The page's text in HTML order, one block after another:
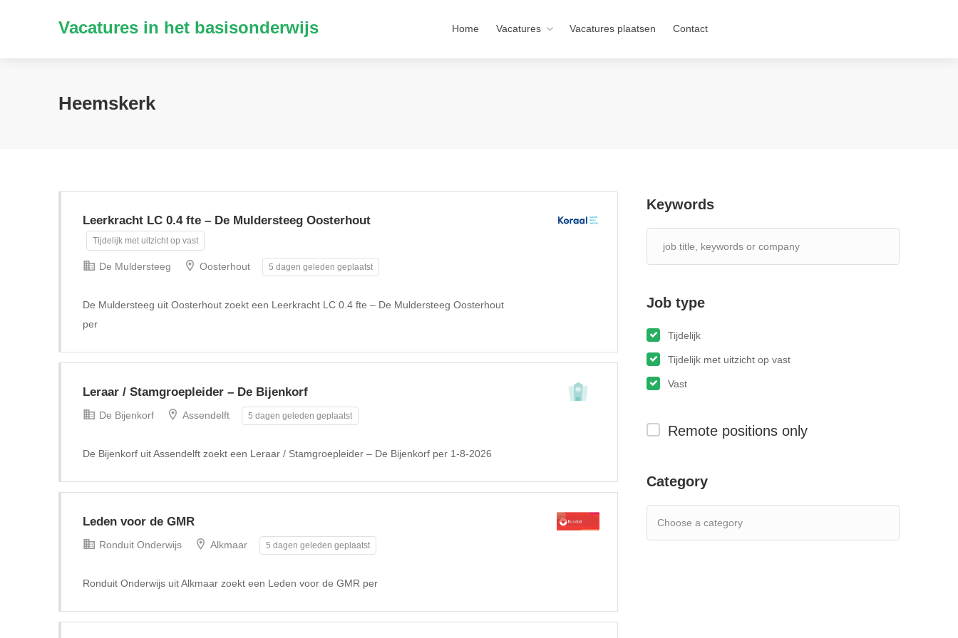
Vacatures in het basisonderwijs Home Vacatures Vacatures plaatsen Contact
Heemskerk
Keywords
Job type
Tijdelijk
Tijdelijk met uitzicht op vast
Vast
Remote positions only
Category
Leerkracht LC 0.4 fte – De Muldersteeg Oosterhout
Tijdelijk met uitzicht op vast
De Muldersteeg Oosterhout 5 dagen geleden geplaatst
De Muldersteeg uit Oosterhout zoekt een Leerkracht LC 0.4 fte – De Muldersteeg Oosterhout
per
Leraar / Stamgroepleider – De Bijenkorf
De Bijenkorf Assendelft 5 dagen geleden geplaatst
De Bijenkorf uit Assendelft zoekt een Leraar / Stamgroepleider – De Bijenkorf per 1-8-2026
Leden voor de GMR
Ronduit Onderwijs Alkmaar 5 dagen geleden geplaatst
Ronduit Onderwijs uit Alkmaar zoekt een Leden voor de GMR per